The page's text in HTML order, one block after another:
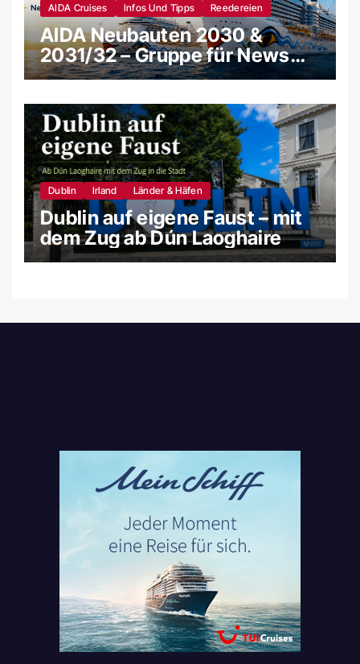
AIDA Cruises Infos Und Tipps Reedereien
AIDA Neubauten 2030 &
2031/32 – Gruppe für News
und Gerüchte
Dublin Irland Länder & Häfen
Dublin auf eigene Faust – mit
dem Zug ab Dún Laoghaire